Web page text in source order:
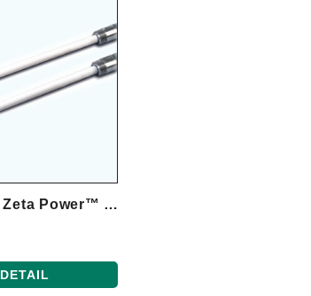
FRIGAID® & Zeta Power™ 雙側服務流程
DETAIL